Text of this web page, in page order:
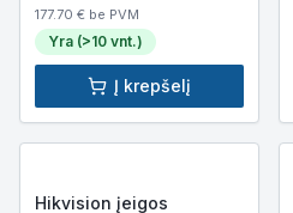
177.70 € be PVM
Yra (>10 vnt.)
Į krepšelį
Hikvision įeigos